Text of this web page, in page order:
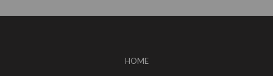
HOME